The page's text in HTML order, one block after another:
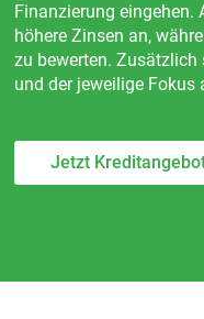
Finanzierung
höhere Zinsen an,
zu bewerten. Zusätzlich
und der jeweilige Fokus
Jetzt